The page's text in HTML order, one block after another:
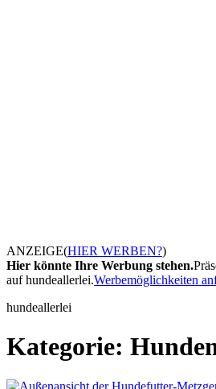
ANZEIGE(HIER WERBEN?)
Hier könnte Ihre Werbung stehen.
auf hundeallerlei.Werbemöglichkeiten
hundeallerlei
Kategorie: